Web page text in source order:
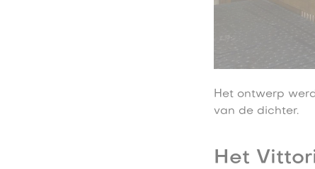
Het ontwerp
van de dichter.
Het